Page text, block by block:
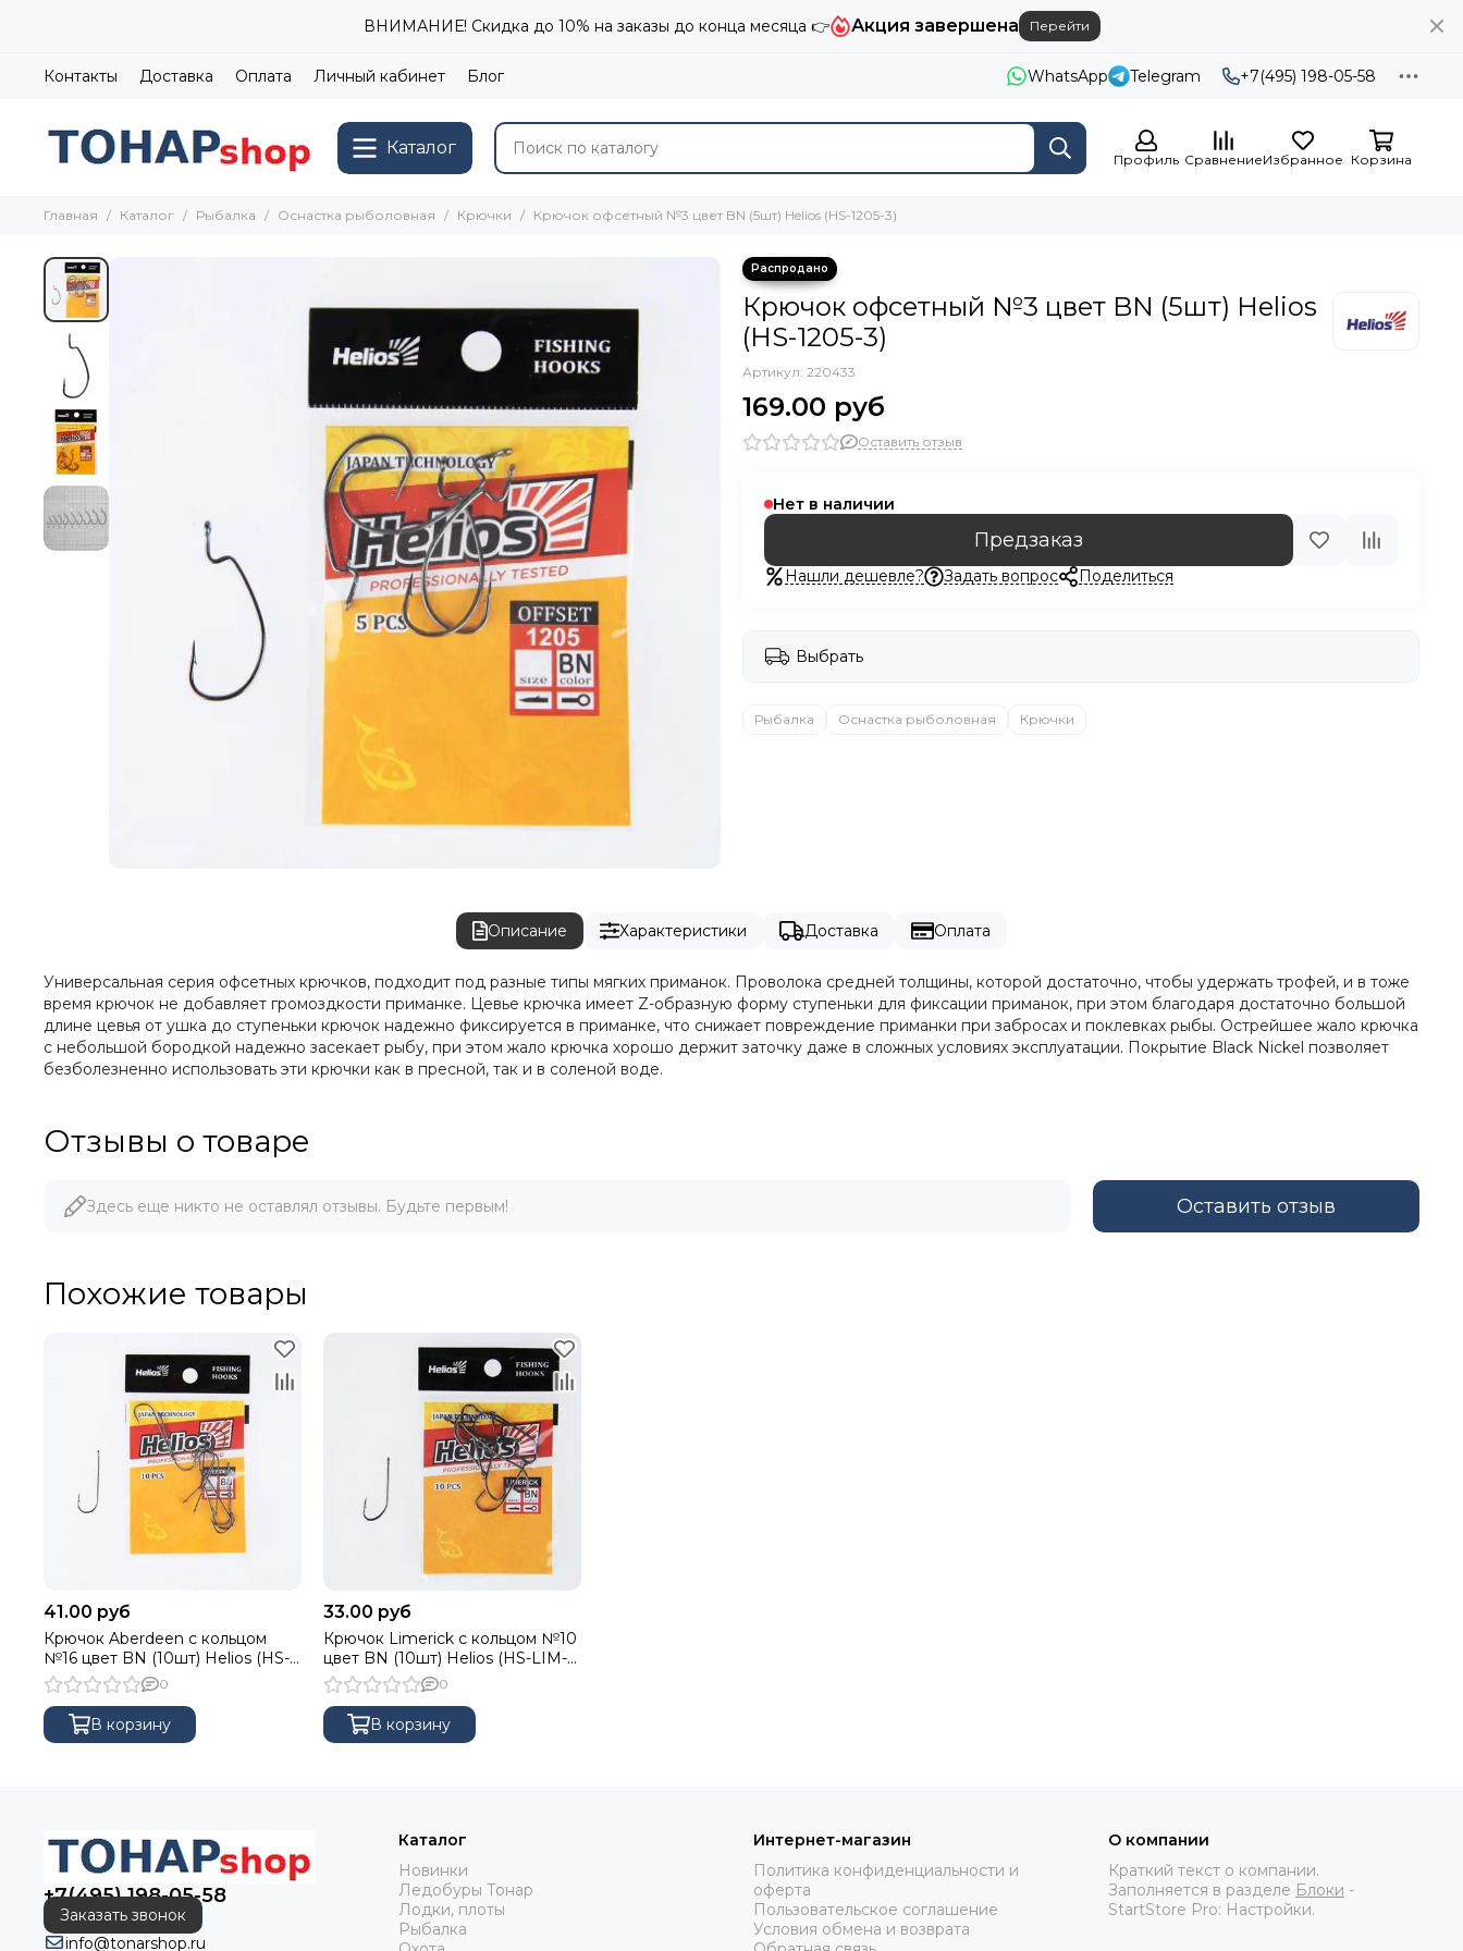
ВНИМАНИЕ! Скидка до 10% на заказы до конца месяца 👉 Акция завершена Перейти
Контакты Доставка Оплата Личный кабинет Блог WhatsApp Telegram +7(495) 198-05-58
Каталог
Профиль СравнениеИзбранное Корзина
Главная Каталог Рыбалка Оснастка рыболовная Крючки Крючок офсетный №3 цвет BN (5шт) Helios (HS-1205-3)
Крючок офсетный №3 цвет BN (5шт) Helios
(HS-1205-3)
Артикул: 220433
169.00 руб
Оставить отзыв
Нет в наличии
Предзаказ
Нашли дешевле? Задать вопрос Поделиться
Выбрать
Рыбалка Оснастка рыболовная Крючки
Описание Характеристики Доставка Оплата
Универсальная серия офсетных крючков, подходит под разные типы мягких приманок. Проволока средней толщины, которой достаточно, чтобы удержать трофей, и в тоже
время крючок не добавляет громоздкости приманке. Цевье крючка имеет Z-образную форму ступеньки для фиксации приманок, при этом благодаря достаточно большой
длине цевья от ушка до ступеньки крючок надежно фиксируется в приманке, что снижает повреждение приманки при забросах и поклевках рыбы. Острейшее жало крючка
с небольшой бородкой надежно засекает рыбу, при этом жало крючка хорошо держит заточку даже в сложных условиях эксплуатации. Покрытие Black Nickel позволяет
безболезненно использовать эти крючки как в пресной, так и в соленой воде.
Отзывы о товаре
Здесь еще никто не оставлял отзывы. Будьте первым! Оставить отзыв
Похожие товары
41.00 руб
Крючок Aberdeen с кольцом
№16 цвет BN (10шт) Helios (HS-
AB-BN-9968-16)
0
В корзину
33.00 руб
Крючок Limerick с кольцом №10
цвет BN (10шт) Helios (HS-LIM-
BN-9980-10)
0
В корзину
+7(495) 198-05-58
Заказать звонок
info@tonarshop.ru
Каталог
Новинки
Ледобуры Тонар
Лодки, плоты
Рыбалка
Интернет-магазин
Политика конфиденциальности и
оферта
Пользовательское соглашение
Условия обмена и возврата
О компании
Краткий текст о компании.
Заполняется в разделе Блоки -
StartStore Pro: Настройки.